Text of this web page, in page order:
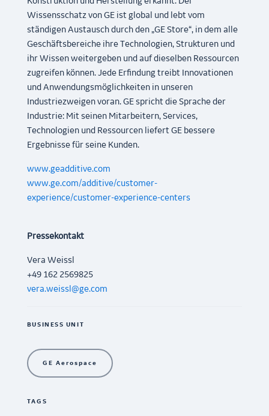
Wissensschatz von GE ist global und lebt vom
ständigen Austausch durch den „GE Store“, in dem alle
Geschäftsbereiche ihre Technologien, Strukturen und
ihr Wissen weitergeben und auf dieselben Ressourcen
zugreifen können. Jede Erfindung treibt Innovationen
und Anwendungsmöglichkeiten in unseren
Industriezweigen voran. GE spricht die Sprache der
Industrie: Mit seinen Mitarbeitern, Services,
Technologien und Ressourcen liefert GE bessere
Ergebnisse für seine Kunden.
www.geadditive.com
www.ge.com/additive/customer-
experience/customer-experience-centers
Pressekontakt
Vera Weissl
+49 162 2569825
vera.weissl@ge.com
BUSINESS UNIT
GE Aerospace
TAGS